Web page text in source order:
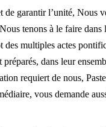
garantir l’unité, Nous
tenons à le faire
multiples actes
dans leur
requiert de nous,
vous demande